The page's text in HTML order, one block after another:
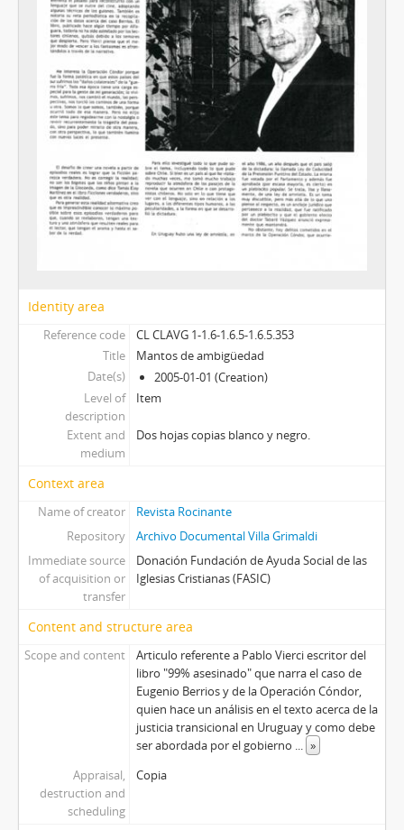
Identity area
Reference code
CL CLAVG 1-1.6-1.6.5-1.6.5.353
Title
Mantos de ambigüedad
Date(s)
2005-01-01 (Creation)
Level of
description
Item
Extent and
medium
Dos hojas copias blanco y negro.
Context area
Name of creator
Revista Rocinante
Repository
Archivo Documental Villa Grimaldi
Immediate source
of acquisition or
transfer
Donación Fundación de Ayuda Social de las
Iglesias Cristianas (FASIC)
Content and structure area
Scope and content
Articulo referente a Pablo Vierci escritor del
libro "99% asesinado" que narra el caso de
Eugenio Berrios y de la Operación Cóndor,
quien hace un análisis en el texto acerca de la
justicia transicional en Uruguay y como debe
ser abordada por el gobierno ... »
Appraisal,
destruction and
scheduling
Copia